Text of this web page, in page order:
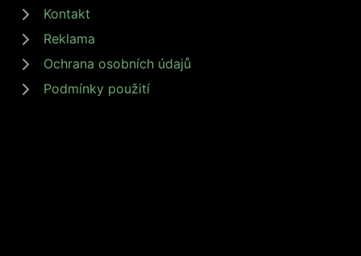
Kontakt
Reklama
Ochrana osobních údajů
Podmínky použití